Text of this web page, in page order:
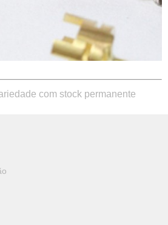
com stock permanente